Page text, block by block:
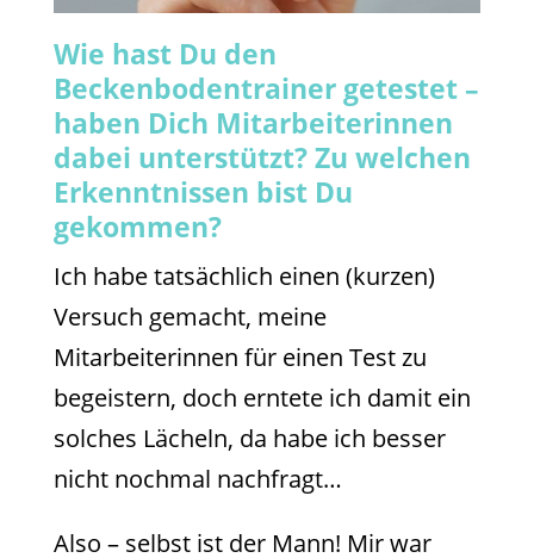
Wie hast Du den
Beckenbodentrainer getestet –
haben Dich Mitarbeiterinnen
dabei unterstützt? Zu welchen
Erkenntnissen bist Du
gekommen?
Ich habe tatsächlich einen (kurzen)
Versuch gemacht, meine
Mitarbeiterinnen für einen Test zu
begeistern, doch erntete ich damit ein
solches Lächeln, da habe ich besser
nicht nochmal nachfragt…
Also – selbst ist der Mann! Mir war